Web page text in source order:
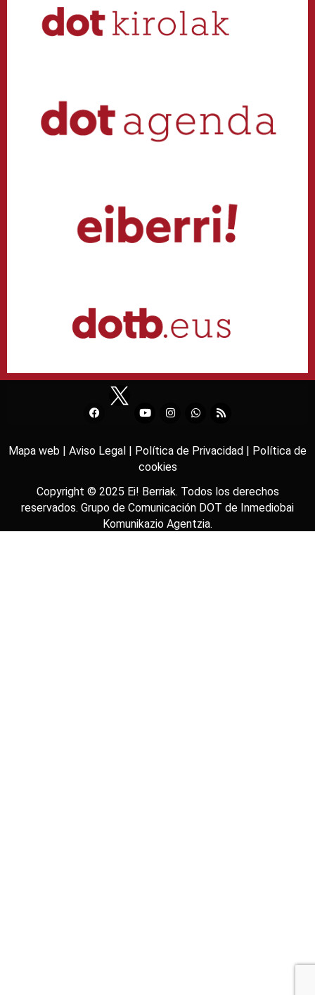
Mapa web | Aviso Legal | Política de Privacidad | Política de
cookies
Copyright © 2025 Ei! Berriak. Todos los derechos
reservados. Grupo de Comunicación DOT de Inmediobai
Komunikazio Agentzia.